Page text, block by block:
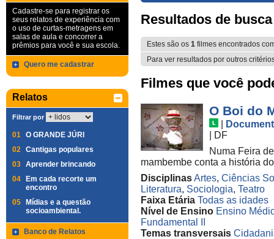
Cadastre-se para registrar os
seus relatos de experiência com
o uso de curtas-metragens em
salas de aula e concorrer a
prêmios para você e sua escola.
Quero me cadastrar
Relatos
Filtrar por
01 O GRANDE JÚRI
02 Cantigas populares
03 Aprender brincando
04
Em cada recorte um
encontro
05
Mídias e a questão
socioambiental.
Banco de Relatos
Resultados de busca
Estes são os 1 filmes encontrados
Para ver resultados por outros
Filmes que você
O Boi do
DF
Numa Feira
mambembe conta a história
DisciplinasArtes, Ciências
Literatura, Sociologia, Teatro
Faixa Etária Todas as idades
Nível de Ensino Ensino
Fundamental II
Temas transversais